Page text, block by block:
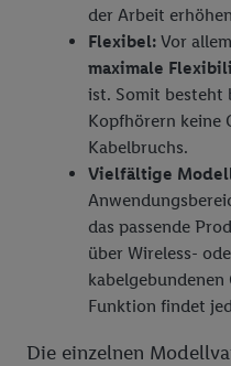
der Arbeit
Flexibel: Vor
maximale
ist. Somit besteht
Kopfhörern keine
Kabelbruchs.
Vielfältige
das passende
über Wireless-
Funktion findet
Die einzelnen